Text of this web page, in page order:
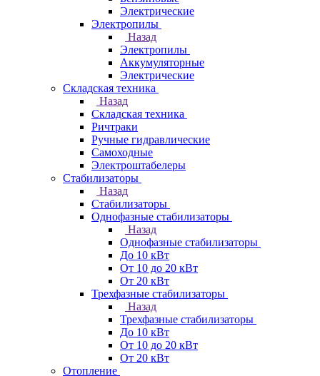
Электрические
Электропилы
Назад
Электропилы
Аккумуляторные
Электрические
Складская техника
Назад
Складская техника
Ричтраки
Ручные гидравлические
Самоходные
Электроштабелеры
Стабилизаторы
Назад
Стабилизаторы
Однофазные стабилизаторы
Назад
Однофазные стабилизаторы
До 10 кВт
От 10 до 20 кВт
От 20 кВт
Трехфазные стабилизаторы
Назад
Трехфазные стабилизаторы
До 10 кВт
От 10 до 20 кВт
От 20 кВт
Отопление